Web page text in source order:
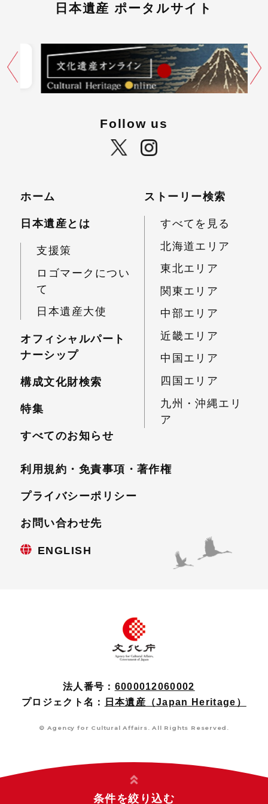
条件を絞り込む
日本遺産 ポータルサイト
Follow us
ホーム
日本遺産とは
支援策
ロゴマークについ
て
日本遺産大使
オフィシャルパート
ナーシップ
構成文化財検索
特集
すべてのお知らせ
ストーリー検索
すべてを見る
北海道エリア
東北エリア
関東エリア
中部エリア
近畿エリア
中国エリア
四国エリア
九州・沖縄エリ
ア
利用規約・免責事項・著作権
プライバシーポリシー
お問い合わせ先
ENGLISH
法人番号： 6000012060002
プロジェクト名：
日本遺産（Japan Heritage）
© Agency for Cultural Affairs. All Rights Reserved.